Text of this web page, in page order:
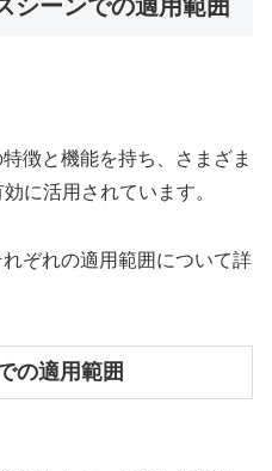
シーンでの適用範囲
徴と機能を持ち、さまざま
に活用されています。
ぞれの適用範囲について詳
の適用範囲